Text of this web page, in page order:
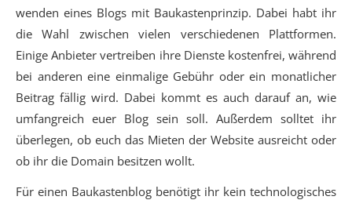
wenden eines Blogs mit Baukastenprinzip. Dabei habt ihr
die Wahl zwischen vielen verschiedenen Plattformen.
Einige Anbieter vertreiben ihre Dienste kostenfrei, während
bei anderen eine einmalige Gebühr oder ein monatlicher
Beitrag fällig wird. Dabei kommt es auch darauf an, wie
umfangreich euer Blog sein soll. Außerdem solltet ihr
überlegen, ob euch das Mieten der Website ausreicht oder
ob ihr die Domain besitzen wollt.
Für einen Baukastenblog benötigt ihr kein technologisches